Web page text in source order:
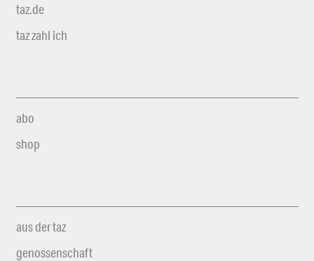
taz.de
taz zahl ich
abo
shop
aus der taz
genossenschaft